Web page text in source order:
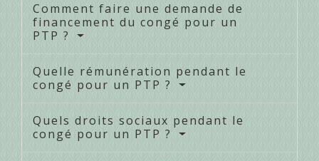
Comment faire une demande de
financement du congé pour un
PTP ?
Quelle rémunération pendant le
congé pour un PTP ?
Quels droits sociaux pendant le
congé pour un PTP ?